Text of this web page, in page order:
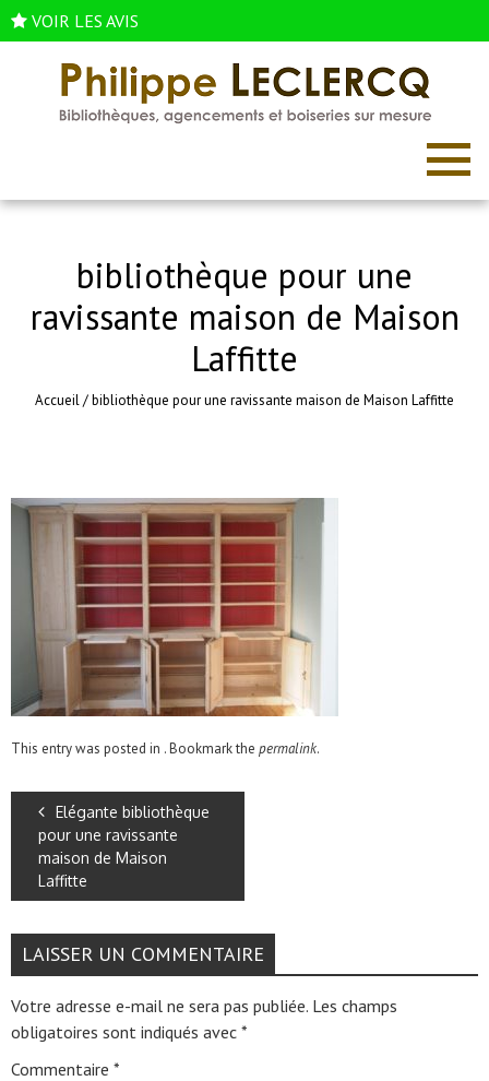
VOIR LES AVIS
bibliothèque pour une
ravissante maison de Maison
Laffitte
Accueil/bibliothèque pour une ravissante maison de Maison Laffitte
This entry was posted in . Bookmark the permalink.
Elégante bibliothèque
pour une ravissante
maison de Maison
Laffitte
LAISSER UN COMMENTAIRE
Votre adresse e-mail ne sera pas publiée. Les champs
obligatoires sont indiqués avec *
Commentaire *